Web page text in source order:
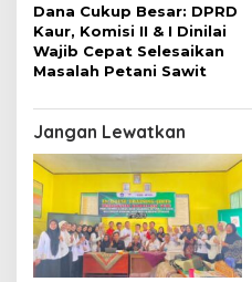
Dana Cukup Besar: DPRD
Kaur, Komisi II & I Dinilai
Wajib Cepat Selesaikan
Masalah Petani Sawit
Jangan Lewatkan